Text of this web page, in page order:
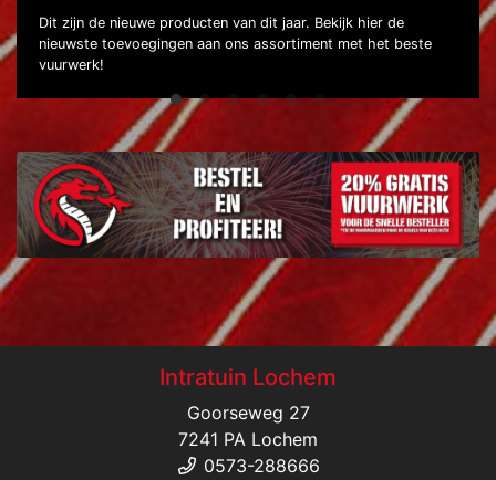
Dit zijn de nieuwe producten van dit jaar. Bekijk hier de
nieuwste toevoegingen aan ons assortiment met het beste
vuurwerk!
Intratuin Lochem
Goorseweg 27
7241 PA Lochem
0573-288666